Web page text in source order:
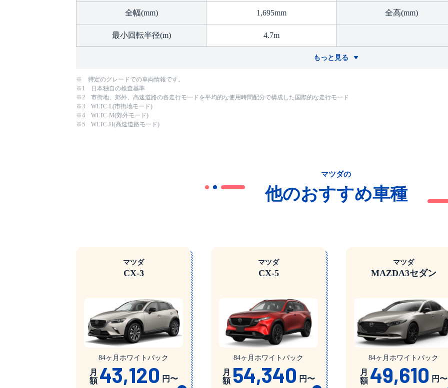
全幅(mm) 1,695mm 全高(mm)
最小回転半径(m) 4.7m
もっと見る
※ 特定のグレードでの車両情報です。
※1 日本独自の検査基準
※2 市街地、郊外、高速道路の各走行モードを平均的な使用時間配分で構成した国際的な走行モード
※3 WLTC-L(市街地モード)
※4 WLTC-M(郊外モード)
※5 WLTC-H(高速道路モード)
マツダの
他のおすすめ車種
マツダ
CX-3
84ヶ月ホワイトパック
月
額 43,120 円〜
マツダ
CX-5
84ヶ月ホワイトパック
月
額 54,340 円〜
マツダ
MAZDA3セダン
84ヶ月ホワイトパック
月
額 49,610 円〜